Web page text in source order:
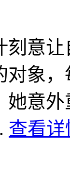
刻意
对象
她意
查看详